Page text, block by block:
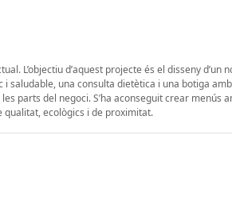
L’objectiu d’aquest projecte és el disseny d’un
saludable, una consulta dietètica i una botiga
parts del negoci. S’ha aconseguit crear menús
ecològics i de proximitat.